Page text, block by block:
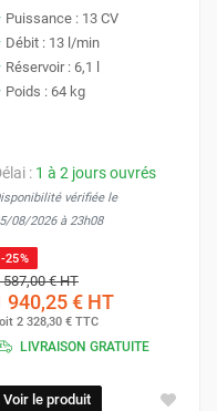
Puissance : 13 CV
Débit : 13 l/min
Réservoir : 6,1 l
Poids : 64 kg
: 1 à 2 jours ouvrés
vérifiée le
08/2026 à 23h08
-25%
587,00 €HT
940,25 € HT
2 328,30 € TTC
LIVRAISON GRATUITE
Voir le produit